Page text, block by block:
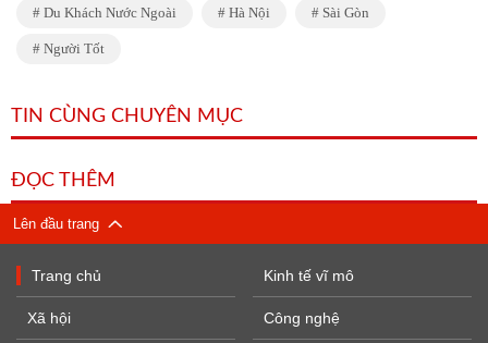
Du Khách Nước Ngoài Hà Nội Sài Gòn
Người Tốt
TIN CÙNG CHUYÊN MỤC
ĐỌC THÊM
Lên đầu trang
Trang chủ
Xã hội
Kinh tế vĩ mô
Công nghệ